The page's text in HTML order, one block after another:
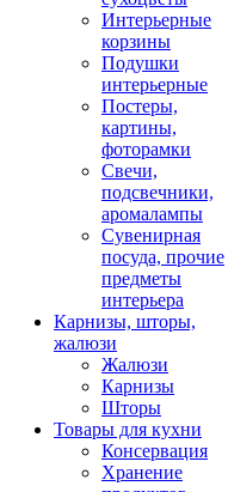
Интерьерные
корзины
Подушки
интерьерные
Постеры,
картины,
фоторамки
Свечи,
подсвечники,
аромалампы
Сувенирная
посуда, прочие
предметы
интерьера
Карнизы, шторы,
жалюзи
Жалюзи
Карнизы
Шторы
Товары для кухни
Консервация
Хранение